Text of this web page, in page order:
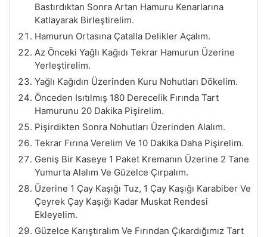
Bastırdıktan Sonra Artan Hamuru Kenarlarına
Katlayarak Birleştirelim.
Hamurun Ortasına Çatalla Delikler Açalım.
Az Önceki Yağlı Kağıdı Tekrar Hamurun Üzerine
Yerleştirelim.
Yağlı Kağıdın Üzerinden Kuru Nohutları Dökelim.
Önceden Isıtılmış 180 Derecelik Fırında Tart
Hamurunu 20 Dakika Pişirelim.
Pişirdikten Sonra Nohutları Üzerinden Alalım.
Tekrar Fırına Verelim Ve 10 Dakika Daha Pişirelim.
Geniş Bir Kaseye 1 Paket Kremanın Üzerine 2 Tane
Yumurta Alalım Ve Güzelce Çırpalım.
Üzerine 1 Çay Kaşığı Tuz, 1 Çay Kaşığı Karabiber Ve
Çeyrek Çay Kaşığı Kadar Muskat Rendesi
Ekleyelim.
Güzelce Karıştıralım Ve Fırından Çıkardığımız Tart